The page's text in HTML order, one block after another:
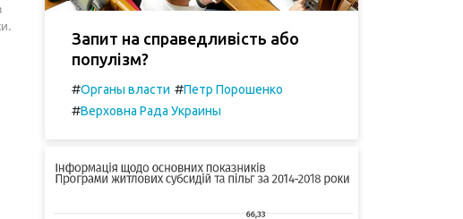
Запит на справедливість або
популізм?
#Органы власти #Петр Порошенко
#Верховна Рада Украины